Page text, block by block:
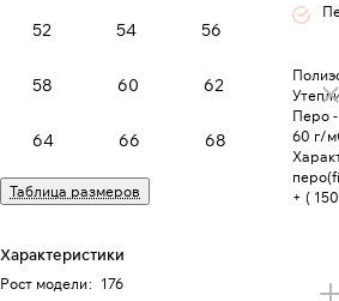
52 54 56
58 60 62
64 66 68
Таблица размеров
Характеристики
Рост модели: 176
Перо -
60 г/
+ (